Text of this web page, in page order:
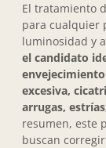
El tratamiento
para cualquier
luminosidad y
el candidato
excesiva,
arrugas,
resumen, este
buscan